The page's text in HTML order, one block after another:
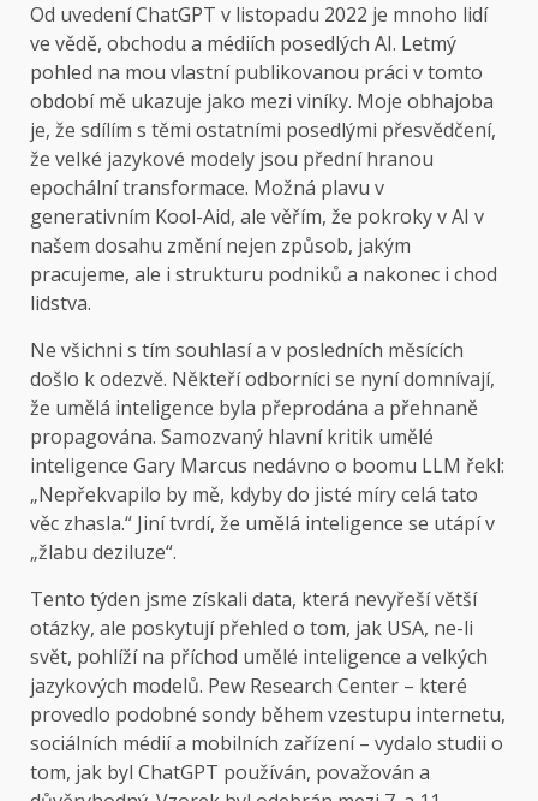
Od uvedení ChatGPT v listopadu 2022 je mnoho lidí
ve vědě, obchodu a médiích posedlých AI. Letmý
pohled na mou vlastní publikovanou práci v tomto
období mě ukazuje jako mezi viníky. Moje obhajoba
je, že sdílím s těmi ostatními posedlými přesvědčení,
že velké jazykové modely jsou přední hranou
epochální transformace. Možná plavu v
generativním Kool-Aid, ale věřím, že pokroky v AI v
našem dosahu změní nejen způsob, jakým
pracujeme, ale i strukturu podniků a nakonec i chod
lidstva.
Ne všichni s tím souhlasí a v posledních měsících
došlo k odezvě. Někteří odborníci se nyní domnívají,
že umělá inteligence byla přeprodána a přehnaně
propagována. Samozvaný hlavní kritik umělé
inteligence Gary Marcus nedávno o boomu LLM řekl:
„Nepřekvapilo by mě, kdyby do jisté míry celá tato
věc zhasla.“ Jiní tvrdí, že umělá inteligence se utápí v
„žlabu deziluze“.
Tento týden jsme získali data, která nevyřeší větší
otázky, ale poskytují přehled o tom, jak USA, ne-li
svět, pohlíží na příchod umělé inteligence a velkých
jazykových modelů. Pew Research Center – které
provedlo podobné sondy během vzestupu internetu,
sociálních médií a mobilních zařízení – vydalo studii o
tom, jak byl ChatGPT používán, považován a